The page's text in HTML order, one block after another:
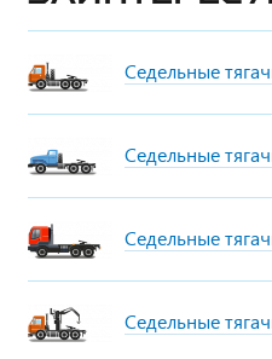
Седельные
Седельные
Седельные
Седельные